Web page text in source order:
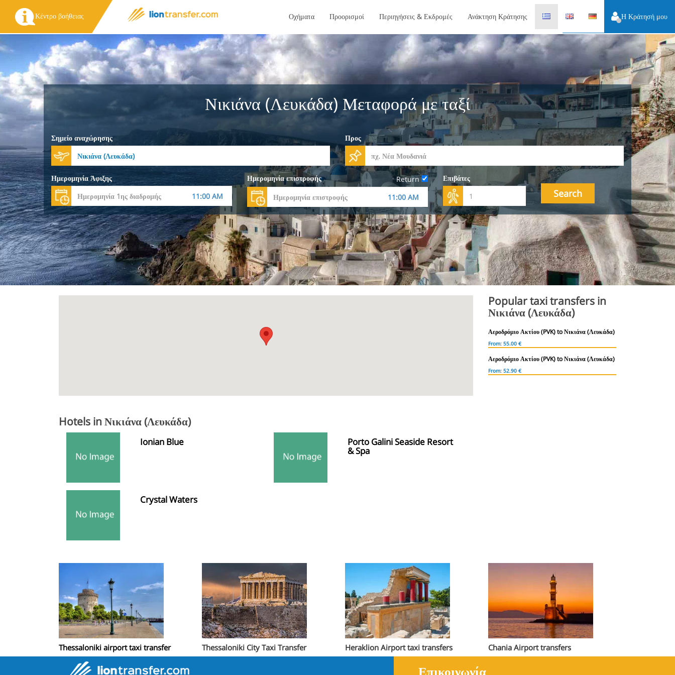
Κέντρο βοήθειας Οχήματα Προορισμοί Περιηγήσεις & Εκδρομές Ανάκτηση Κράτησης Η Κράτησή μου
Νικιάνα (Λευκάδα) Μεταφορά με ταξί
Σημείο αναχώρησης Προς
Ημερομηνία Άφιξης Ημερομηνία επιστροφής Return Επιβάτες
Search
Hotels in Νικιάνα (Λευκάδα)
Ionian Blue Porto Galini Seaside Resort
& Spa
Crystal Waters
Popular taxi transfers in
Νικιάνα (Λευκάδα)
Αεροδρόμιο Ακτίου (PVK) to Νικιάνα (Λευκάδα)
From: 55.00 €
Αεροδρόμιο Ακτίου (PVK) to Νικιάνα (Λευκάδα)
From: 52.90 €
Thessaloniki airport taxi transfer Thessaloniki City Taxi Transfer Heraklion Airport taxi transfers Chania Airport transfers
Επικοινωνία